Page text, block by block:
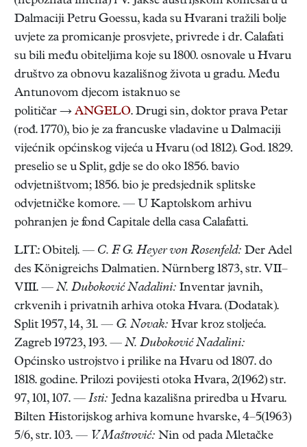
Dalmaciji Petru Goessu, kada su Hvarani tražili bolje
uvjete za promicanje prosvjete, privrede i dr. Calafati
su bili među obiteljima koje su 1800. osnovale u Hvaru
društvo za obnovu kazališnog života u gradu. Među
Antunovom djecom istaknuo se
političar → ANGELO. Drugi sin, doktor prava Petar
(rođ. 1770), bio je za francuske vladavine u Dalmaciji
vijećnik općinskog vijeća u Hvaru (od 1812). God. 1829.
preselio se u Split, gdje se do oko 1856. bavio
odvjetništvom; 1856. bio je predsjednik splitske
odvjetničke komore. — U Kaptolskom arhivu
pohranjen je fond Capitale della casa Calafatti.
LIT.: Obitelj. — C. F. G. Heyer von Rosenfeld: Der Adel
des Königreichs Dalmatien. Nürnberg 1873, str. VII–
VIII. — N. Duboković Nadalini: Inventar javnih,
crkvenih i privatnih arhiva otoka Hvara. (Dodatak).
Split 1957, 14, 31. — G. Novak: Hvar kroz stoljeća.
Zagreb 19723, 193. — N. Duboković Nadalini:
Općinsko ustrojstvo i prilike na Hvaru od 1807. do
1818. godine. Prilozi povijesti otoka Hvara, 2(1962) str.
97, 101, 107. — Isti: Jedna kazališna priredba u Hvaru.
Bilten Historijskog arhiva komune hvarske, 4–5(1963)
5/6, str. 103. — V. Maštrović: Nin od pada Mletačke